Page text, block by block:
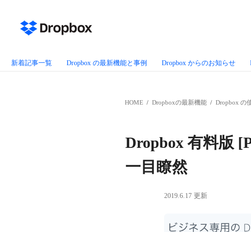
新着記事一覧 Dropbox の最新機能と事例 Dropbox からのお知らせ
HOME Dropboxの最新機能 Dropbox の
Dropbox 有料版
一目瞭然
2019.6.17 更新